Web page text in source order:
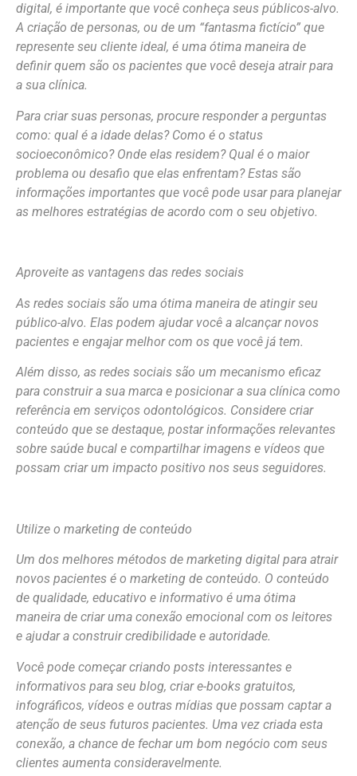
digital, é importante que você conheça seus públicos-alvo.
A criação de personas, ou de um “fantasma fictício” que
represente seu cliente ideal, é uma ótima maneira de
definir quem são os pacientes que você deseja atrair para
a sua clínica.
Para criar suas personas, procure responder a perguntas
como: qual é a idade delas? Como é o status
socioeconômico? Onde elas residem? Qual é o maior
problema ou desafio que elas enfrentam? Estas são
informações importantes que você pode usar para planejar
as melhores estratégias de acordo com o seu objetivo.
Aproveite as vantagens das redes sociais
As redes sociais são uma ótima maneira de atingir seu
público-alvo. Elas podem ajudar você a alcançar novos
pacientes e engajar melhor com os que você já tem.
Além disso, as redes sociais são um mecanismo eficaz
para construir a sua marca e posicionar a sua clínica como
referência em serviços odontológicos. Considere criar
conteúdo que se destaque, postar informações relevantes
sobre saúde bucal e compartilhar imagens e vídeos que
possam criar um impacto positivo nos seus seguidores.
Utilize o marketing de conteúdo
Um dos melhores métodos de marketing digital para atrair
novos pacientes é o marketing de conteúdo. O conteúdo
de qualidade, educativo e informativo é uma ótima
maneira de criar uma conexão emocional com os leitores
e ajudar a construir credibilidade e autoridade.
Você pode começar criando posts interessantes e
informativos para seu blog, criar e-books gratuitos,
infográficos, vídeos e outras mídias que possam captar a
atenção de seus futuros pacientes. Uma vez criada esta
conexão, a chance de fechar um bom negócio com seus
clientes aumenta consideravelmente.